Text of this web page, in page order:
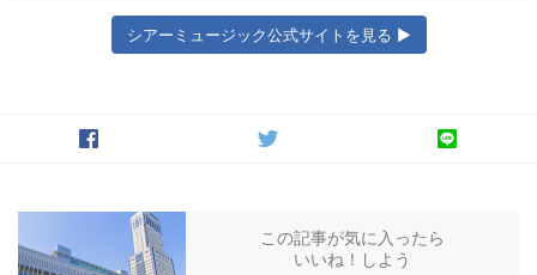
シアーミュージック公式サイトを見る ▶
この記事が気に入ったら
いいね！しよう